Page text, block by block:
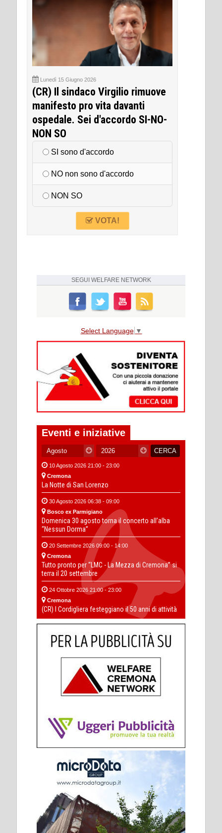
Lunedì 15 Giugno 2026
(CR) Il sindaco Virgilio rimuove
manifesto pro vita davanti
ospedale. Sei d'accordo SI-NO-
NON SO
SI sono d'accordo
NO non sono d'accordo
NON SO
VOTA!
SEGUI WELFARE NETWORK
Select Language ▼
Eventi e iniziative
10 Agosto 2026 21:00 - 23:00
Cremona
La Notte di San Lorenzo
30 Agosto 2026 06:38 - 09:00
Bosco ex Parmigiano
Domenica 30 agosto torna il concerto all’alba
“Nessun Dorma”
20 Settembre 2026 09:00 - 14:00
Cremona
Tutto pronto per “LMC - La Mezza di Cremona” si
terra il 20 settembre
24 Ottobre 2026 21:00 - 23:00
Cremona
(CR) I Cordigliera festeggiano il 50 anni di attività